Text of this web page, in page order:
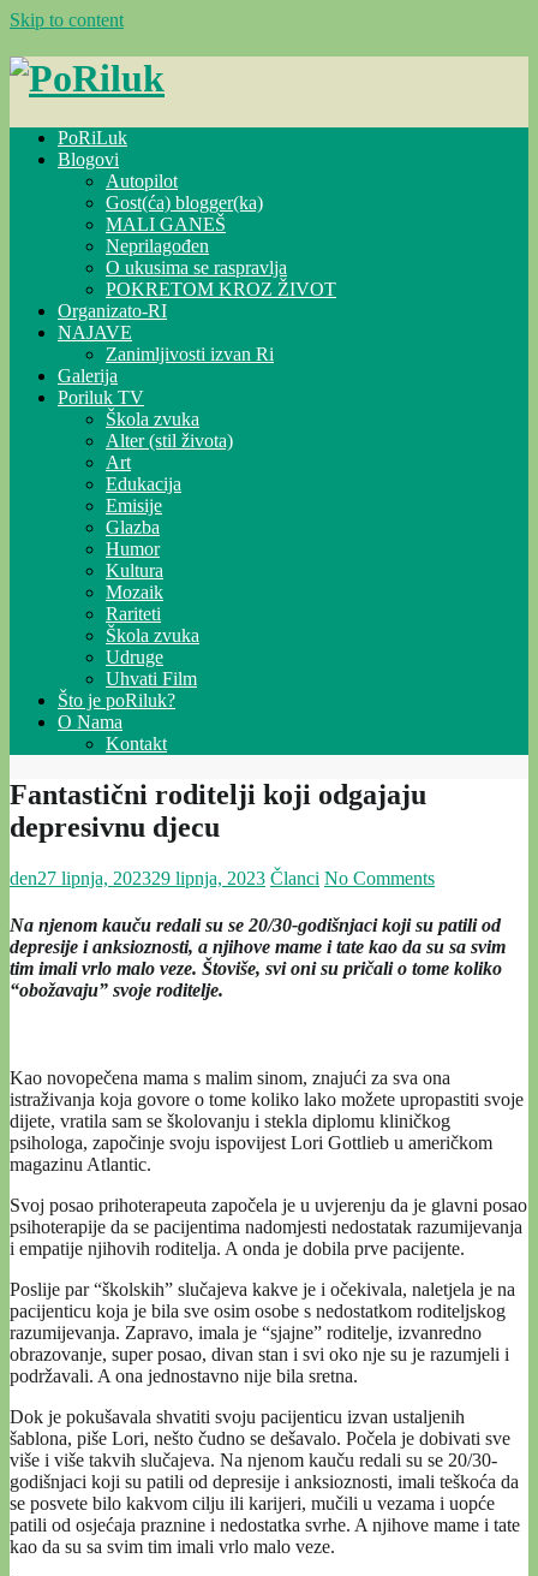
Skip to content
PoRiLuk
Blogovi
Autopilot
Gost(ća) blogger(ka)
MALI GANEŠ
Neprilagođen
O ukusima se raspravlja
POKRETOM KROZ ŽIVOT
Organizato-RI
NAJAVE
Zanimljivosti izvan Ri
Galerija
Poriluk TV
Škola zvuka
Alter (stil života)
Art
Edukacija
Emisije
Glazba
Humor
Kultura
Mozaik
Rariteti
Škola zvuka
Udruge
Uhvati Film
Što je poRiluk?
O Nama
Kontakt
Fantastični roditelji koji odgajaju
depresivnu djecu
den27 lipnja, 202329 lipnja, 2023 Članci No Comments
Na njenom kauču redali su se 20/30-godišnjaci koji su patili od
depresije i anksioznosti, a njihove mame i tate kao da su sa svim
tim imali vrlo malo veze. Štoviše, svi oni su pričali o tome koliko
“obožavaju” svoje roditelje.
Kao novopečena mama s malim sinom, znajući za sva ona
istraživanja koja govore o tome koliko lako možete upropastiti svoje
dijete, vratila sam se školovanju i stekla diplomu kliničkog
psihologa, započinje svoju ispovijest Lori Gottlieb u američkom
magazinu Atlantic.
Svoj posao prihoterapeuta započela je u uvjerenju da je glavni posao
psihoterapije da se pacijentima nadomjesti nedostatak razumijevanja
i empatije njihovih roditelja. A onda je dobila prve pacijente.
Poslije par “školskih” slučajeva kakve je i očekivala, naletjela je na
pacijenticu koja je bila sve osim osobe s nedostatkom roditeljskog
razumijevanja. Zapravo, imala je “sjajne” roditelje, izvanredno
obrazovanje, super posao, divan stan i svi oko nje su je razumjeli i
podržavali. A ona jednostavno nije bila sretna.
Dok je pokušavala shvatiti svoju pacijenticu izvan ustaljenih
šablona, piše Lori, nešto čudno se dešavalo. Počela je dobivati sve
više i više takvih slučajeva. Na njenom kauču redali su se 20/30-
godišnjaci koji su patili od depresije i anksioznosti, imali teškoća da
se posvete bilo kakvom cilju ili karijeri, mučili u vezama i uopće
patili od osjećaja praznine i nedostatka svrhe. A njihove mame i tate
kao da su sa svim tim imali vrlo malo veze.